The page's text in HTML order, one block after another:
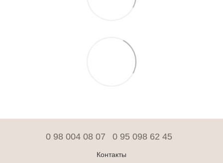
0 98 004 08 07 0 95 098 62 45
Контакты